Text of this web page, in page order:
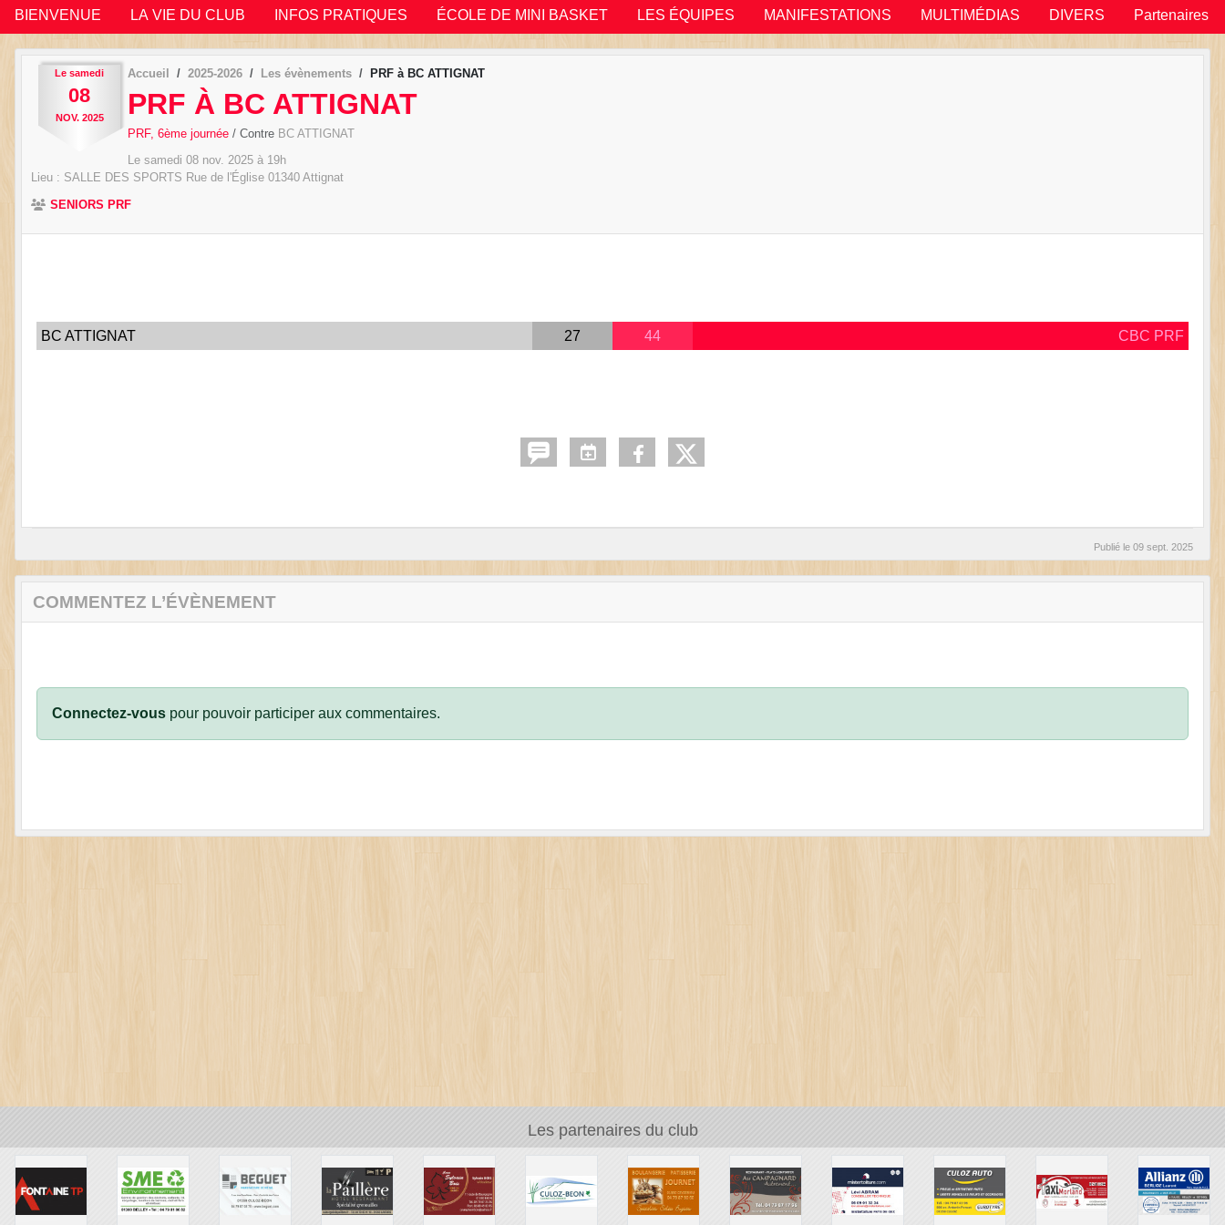
BIENVENUE LA VIE DU CLUB INFOS PRATIQUES ÉCOLE DE MINI BASKET LES ÉQUIPES MANIFESTATIONS MULTIMÉDIAS DIVERS Partenaires
Le samedi
08
NOV. 2025
Accueil 2025-2026 Les évènements PRF à BC ATTIGNAT
PRF À BC ATTIGNAT
PRF, 6ème journée / Contre BC ATTIGNAT
Le samedi 08 nov. 2025 à 19h
Lieu : SALLE DES SPORTS Rue de l'Église 01340 Attignat
SENIORS PRF
BC ATTIGNAT 27 44 CBC PRF
Publié le 09 sept. 2025
COMMENTEZ L’ÉVÈNEMENT
Connectez-vous pour pouvoir participer aux commentaires.
Les partenaires du club